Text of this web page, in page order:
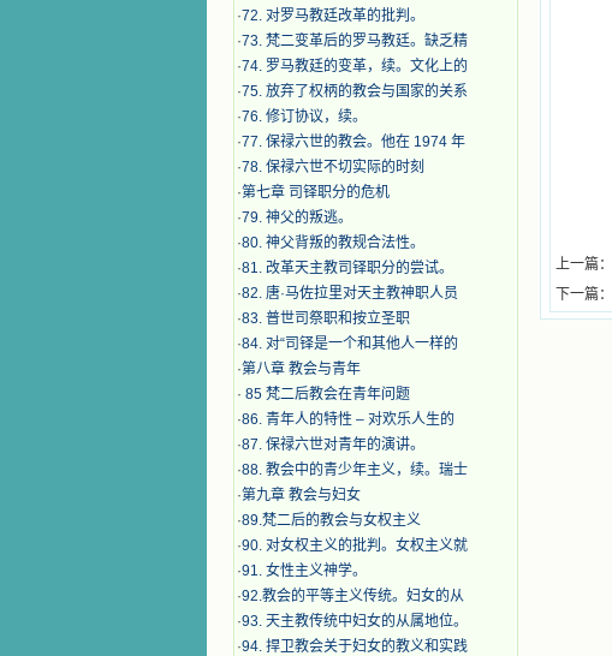
·72. 对罗马教廷改革的批判。
·73. 梵二变革后的罗马教廷。缺乏精
·74. 罗马教廷的变革，续。文化上的
·75. 放弃了权柄的教会与国家的关系
·76. 修订协议，续。
·77. 保禄六世的教会。他在 1974 年
·78. 保禄六世不切实际的时刻
·第七章 司铎职分的危机
·79. 神父的叛逃。
·80. 神父背叛的教规合法性。
·81. 改革天主教司铎职分的尝试。
·82. 唐·马佐拉里对天主教神职人员
·83. 普世司祭职和按立圣职
·84. 对“司铎是一个和其他人一样的
·第八章 教会与青年
· ​ 85 梵二后教会在青年问题
·86. 青年人的特性 – 对欢乐人生的
·87. 保禄六世对青年的演讲。
·88. 教会中的青少年主义，续。瑞士
·第九章 教会与妇女
·89.梵二后的教会与女权主义
·90. 对女权主义的批判。女权主义就
·91. 女性主义神学。
·92.教会的平等主义传统。妇女的从
·93. 天主教传统中妇女的从属地位。
·94. 捍卫教会关于妇女的教义和实践
上一篇：
下一篇：